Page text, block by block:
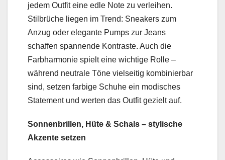
jedem Outfit eine edle Note zu verleihen.
Stilbrüche liegen im Trend: Sneakers zum
Anzug oder elegante Pumps zur Jeans
schaffen spannende Kontraste. Auch die
Farbharmonie spielt eine wichtige Rolle –
während neutrale Töne vielseitig kombinierbar
sind, setzen farbige Schuhe ein modisches
Statement und werten das Outfit gezielt auf.
Sonnenbrillen, Hüte & Schals – stylische
Akzente setzen